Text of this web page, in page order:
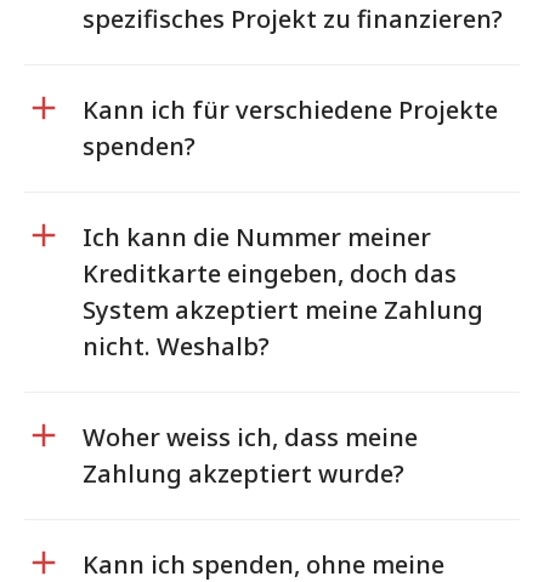
spezifisches Projekt zu finanzieren?
Kann ich für verschiedene Projekte
spenden?
Ich kann die Nummer meiner
Kreditkarte eingeben, doch das
System akzeptiert meine Zahlung
nicht. Weshalb?
Woher weiss ich, dass meine
Zahlung akzeptiert wurde?
Kann ich spenden, ohne meine